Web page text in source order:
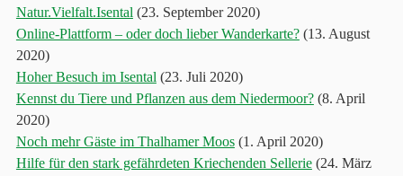
Natur.Vielfalt.Isental (23. September 2020)
Online-Plattform – oder doch lieber Wanderkarte?(13. August
2020)
Hoher Besuch im Isental (23. Juli 2020)
Kennst du Tiere und Pflanzen aus dem Niedermoor?(8. April
2020)
Noch mehr Gäste im Thalhamer Moos(1. April 2020)
Hilfe für den stark gefährdeten Kriechenden Sellerie(24. März